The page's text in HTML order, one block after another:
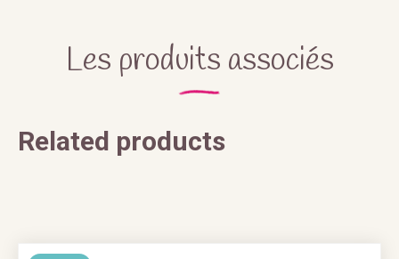
Les produits associés
Related products